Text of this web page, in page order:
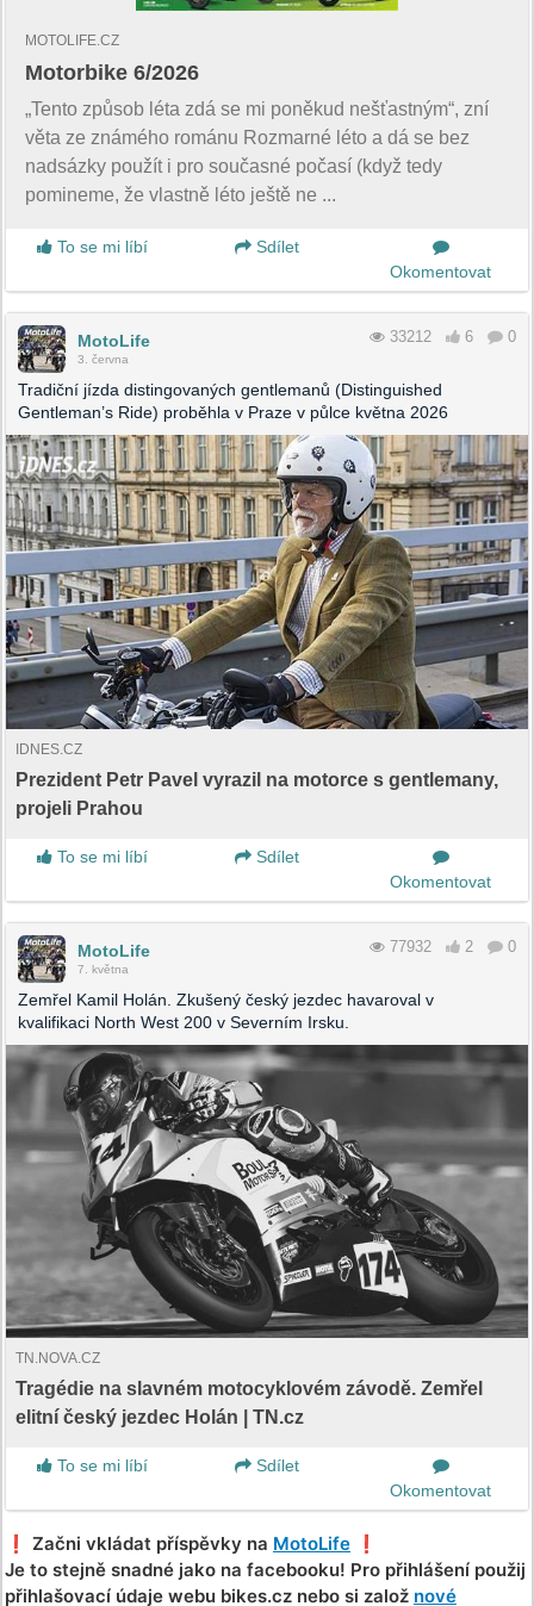
MOTOLIFE.CZ
Motorbike 6/2026
„Tento způsob léta zdá se mi poněkud nešťastným“, zní
věta ze známého románu Rozmarné léto a dá se bez
nadsázky použít i pro současné počasí (když tedy
pomineme, že vlastně léto ještě ne ...
To se mi líbí
Sdílet
Okomentovat
MotoLife
3. června
33212 6 0
Tradiční jízda distingovaných gentlemanů (Distinguished
Gentleman’s Ride) proběhla v Praze v půlce května 2026
IDNES.CZ
Prezident Petr Pavel vyrazil na motorce s gentlemany,
projeli Prahou
To se mi líbí
Sdílet
Okomentovat
MotoLife
7. května
77932 2 0
Zemřel Kamil Holán. Zkušený český jezdec havaroval v
kvalifikaci North West 200 v Severním Irsku.
TN.NOVA.CZ
Tragédie na slavném motocyklovém závodě. Zemřel
elitní český jezdec Holán | TN.cz
To se mi líbí
Sdílet
Okomentovat
❗️ Začni vkládat příspěvky na MotoLife ❗️
Je to stejně snadné jako na facebooku! Pro přihlášení použij
přihlašovací údaje webu bikes.cz nebo si založ nové